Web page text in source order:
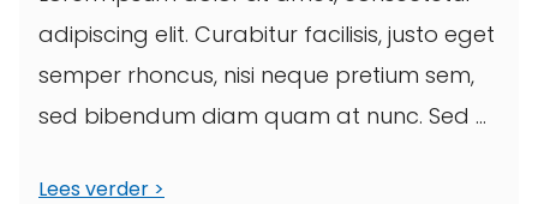
adipiscing elit. Curabitur facilisis, justo eget
semper rhoncus, nisi neque pretium sem,
sed bibendum diam quam at nunc. Sed ...
Lees verder